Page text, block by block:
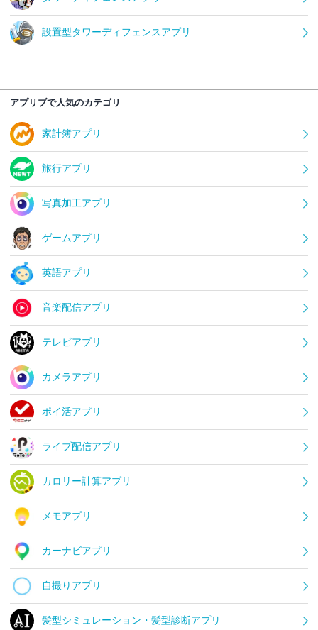
設置型タワーディフェンスアプリ
アプリブで人気のカテゴリ
家計簿アプリ
旅行アプリ
写真加工アプリ
ゲームアプリ
英語アプリ
音楽配信アプリ
テレビアプリ
カメラアプリ
ポイ活アプリ
ライブ配信アプリ
カロリー計算アプリ
メモアプリ
カーナビアプリ
自撮りアプリ
髪型シミュレーション・髪型診断アプリ